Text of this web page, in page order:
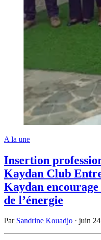
A la une
Insertion
Kaydan Club
Kaydan
de l’énergie
Par Sandrine Kouadjo · juin